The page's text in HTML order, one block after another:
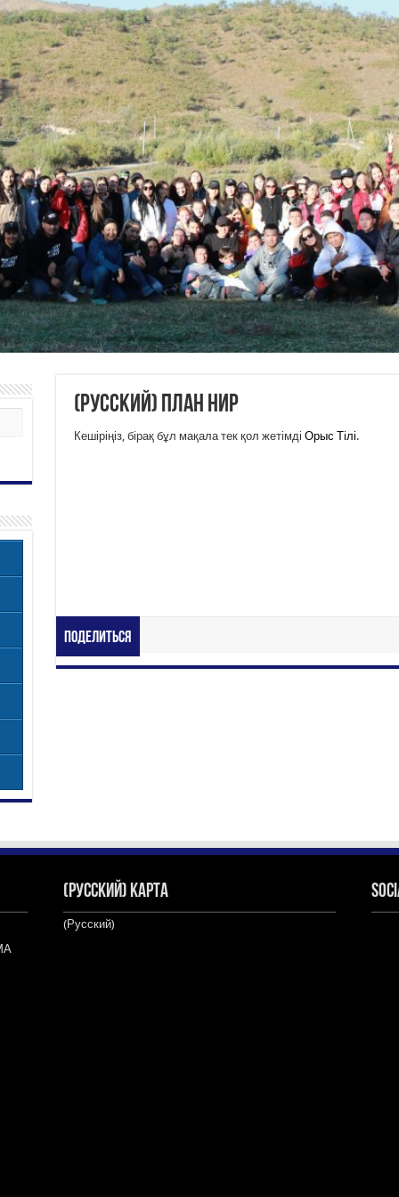
(Русский) План НИР
Кешіріңіз, бірақ бұл мақала тек қол жетімді Орыс Тілі.
Поделиться
(Русский) Карта
(Русский)